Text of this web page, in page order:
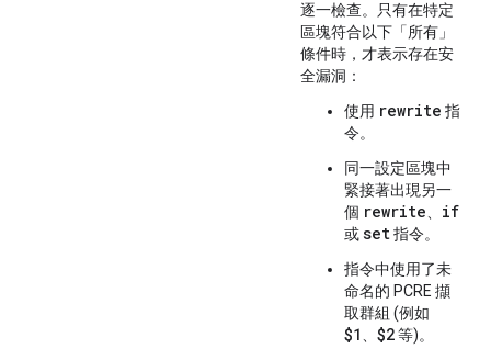
逐一檢查。只有在特定
區塊符合以下「所有」
條件時，才表示存在安
全漏洞：
使用 rewrite 指
令。
同一設定區塊中
緊接著出現另一
個 rewrite if
或set指令。
指令中使用了未
命名的 PCRE 擷
取群組 (例如
$1 $2等)。